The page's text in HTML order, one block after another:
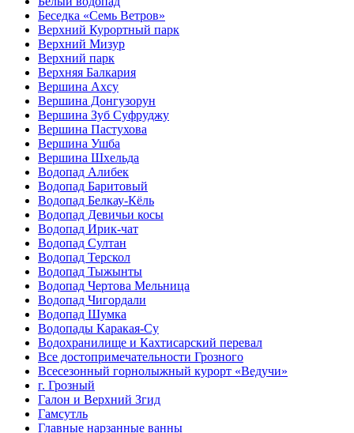
Беседка «Семь Ветров»
Верхний Курортный парк
Верхний Мизур
Верхний парк
Верхняя Балкария
Вершина Ахсу
Вершина Донгузорун
Вершина Зуб Суфруджу
Вершина Пастухова
Вершина Ушба
Вершина Шхельда
Водопад Алибек
Водопад Баритовый
Водопад Белкау-Кёль
Водопад Девичьи косы
Водопад Ирик-чат
Водопад Султан
Водопад Терскол
Водопад Тыжынты
Водопад Чертова Мельница
Водопад Чигордали
Водопад Шумка
Водопады Каракая-Су
Водохранилище и Кахтисарский перевал
Все достопримечательности Грозного
Всесезонный горнолыжный курорт «Ведучи»
г. Грозный
Галон и Верхний Згид
Гамсутль
Главные нарзанные ванны